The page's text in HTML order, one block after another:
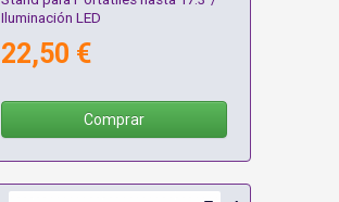
Iluminación LED
22,50 €
Comprar